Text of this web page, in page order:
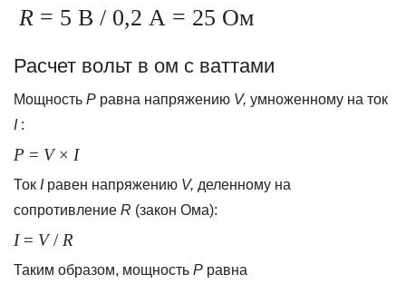
R = 5 В / 0,2 А = 25 Ом
Расчет вольт в ом с ваттами
Мощность P равна напряжению V, умноженному на ток
I:
P = V× I
Ток Iравен напряжению V, деленному на
сопротивление R (закон Ома):
I= V/ R
Таким образом, мощность P равна